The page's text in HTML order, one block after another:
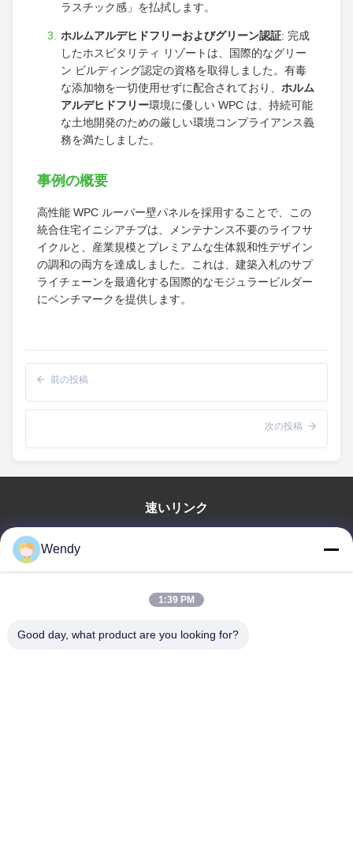
ラスチック感」を払拭します。
ホルムアルデヒドフリーおよびグリーン認証: 完成
したホスピタリティ リゾートは、国際的なグリー
ン ビルディング認定の資格を取得しました。有毒
な添加物を一切使用せずに配合されており、 ホルム
アルデヒドフリー環境に優しい WPC は、持続可能
な土地開発のための厳しい環境コンプライアンス義
務を満たしました。
事例の概要
高性能 WPC ルーバー壁パネルを採用することで、この
統合住宅イニシアチブは、メンテナンス不要のライフサ
イクルと、産業規模とプレミアムな生体親和性デザイン
の調和の両方を達成しました。これは、建築入札のサプ
ライチェーンを最適化する国際的なモジュラービルダー
にベンチマークを提供します。
前の投稿
次の投稿
速いリンク
VRショー
工場旅行
Wendy
1:39 PM
Good day, what product are you looking for?